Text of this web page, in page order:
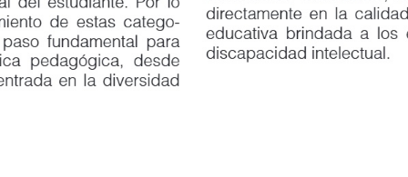
de estas catego
-
fundamental para
desde
en la diversidad
directamente en la calidad de
educativa brindada a los
discapacidad intelectual.